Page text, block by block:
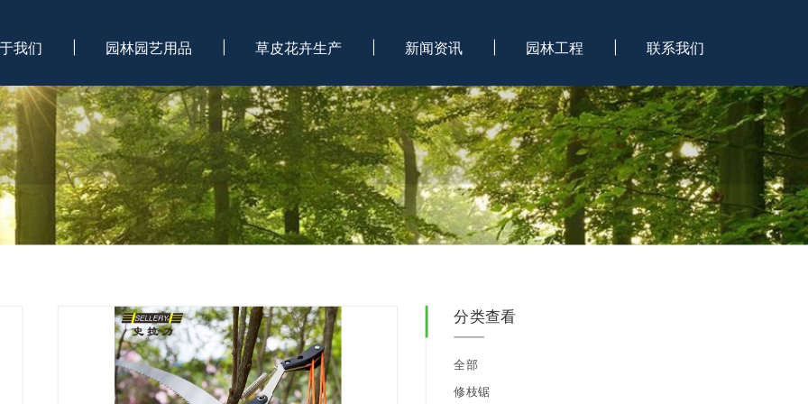
我们 园林园艺用品 草皮花卉生产 新闻资讯 园林工程 联系我们
分类查看
全部
修枝锯